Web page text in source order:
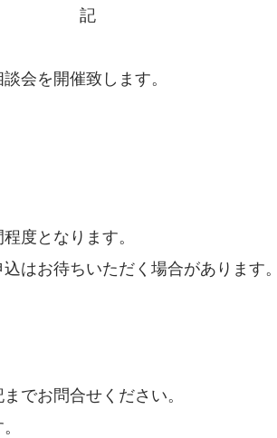
記
会を開催致します。
度となります。
はお待ちいただく場合があります。
でお問合せください。